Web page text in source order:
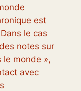
est
le cas
notes sur
le monde »,
avec